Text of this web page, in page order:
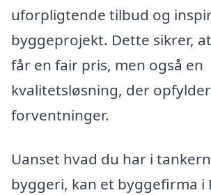
uforpligtende tilbud og
byggeprojekt. Dette sikrer,
får en fair pris, men også en
kvalitetsløsning, der
forventninger.
Uanset hvad du har i
byggeri, kan et byggefirma i